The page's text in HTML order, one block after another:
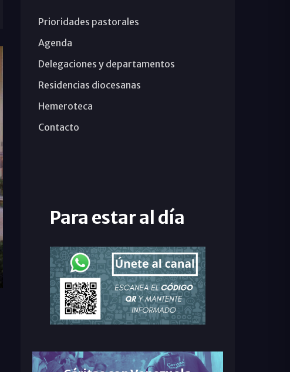
Prioridades pastorales
Agenda
Delegaciones y departamentos
Residencias diocesanas
Hemeroteca
Contacto
Para estar al día